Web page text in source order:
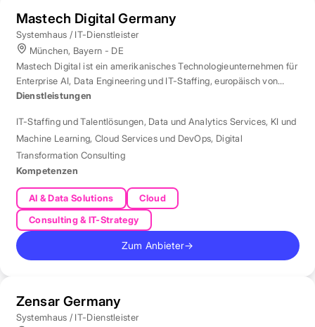
Mastech Digital Germany
Systemhaus / IT-Dienstleister
München, Bayern - DE
Mastech Digital ist ein amerikanisches Technologieunternehmen für
Enterprise AI, Data Engineering und IT-Staffing, europäisch von
London aus betreut.
Dienstleistungen
IT-Staffing und Talentlösungen, Data und Analytics Services, KI und
Machine Learning, Cloud Services und DevOps, Digital
Transformation Consulting
Kompetenzen
AI & Data Solutions
Cloud
Consulting & IT-Strategy
Zum Anbieter→
Zensar Germany
Systemhaus / IT-Dienstleister